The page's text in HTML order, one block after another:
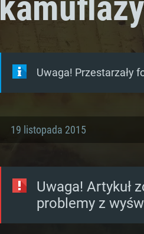
Uwaga! Przestarzały
19 listopada 2015
Uwaga! Artykuł
problemy z